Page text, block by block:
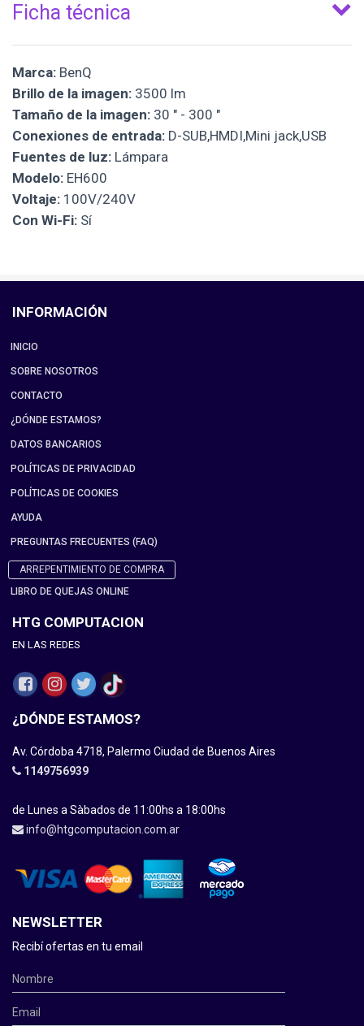
Ficha técnica
Marca: BenQ
Brillo de la imagen: 3500 lm
Tamaño de la imagen: 30 " - 300 "
Conexiones de entrada: D-SUB,HMDI,Mini jack,USB
Fuentes de luz: Lámpara
Modelo: EH600
Voltaje: 100V/240V
Con Wi-Fi: Sí
INFORMACIÓN
INICIO
SOBRE NOSOTROS
CONTACTO
¿DÓNDE ESTAMOS?
DATOS BANCARIOS
POLÍTICAS DE PRIVACIDAD
POLÍTICAS DE COOKIES
AYUDA
PREGUNTAS FRECUENTES (FAQ)
ARREPENTIMIENTO DE COMPRA
LIBRO DE QUEJAS ONLINE
HTG COMPUTACION
EN LAS REDES
¿DÓNDE ESTAMOS?
Av. Córdoba 4718, Palermo Ciudad de Buenos Aires
1149756939
de Lunes a Sàbados de 11:00hs a 18:00hs
info@htgcomputacion.com.ar
NEWSLETTER
Recibí ofertas en tu email